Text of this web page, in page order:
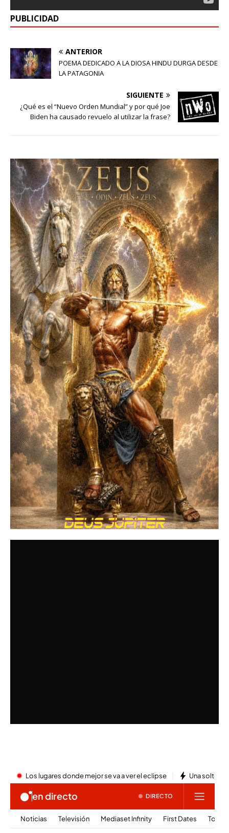
PUBLICIDAD
ANTERIOR
POEMA DEDICADO A LA DIOSA HINDU DURGA DESDE
LA PATAGONIA
SIGUIENTE
¿Qué es el “Nuevo Orden Mundial” y por qué Joe
Biden ha causado revuelo al utilizar la frase?